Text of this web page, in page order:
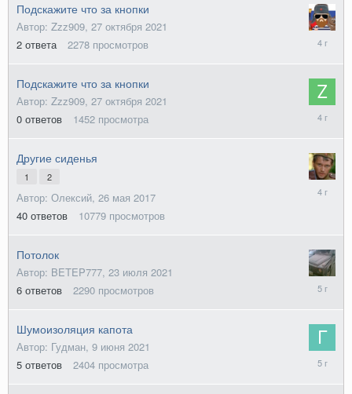
Подскажите что за кнопки
Автор: Zzz909, 27 октября 2021
2 ответа 2278 просмотров
октября
2021
Подскажите что за кнопки
Автор: Zzz909, 27 октября 2021
0 ответов 1452 просмотра
октября
2021
Другие сиденья
1 2
Автор: Олексий, 26 мая 2017
40 ответов 10779 просмотров
августа
Потолок
Автор: BETEP777, 23 июля 2021
6 ответов 2290 просмотров
24
июля
2021
Шумоизоляция капота
Автор: Гудман, 9 июня 2021
5 ответов 2404 просмотра
10
июня
2021